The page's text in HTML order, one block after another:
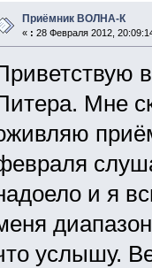
Приёмник ВОЛНА-К
« : 28 Февраля 2012,
Мне
и я
услышу.